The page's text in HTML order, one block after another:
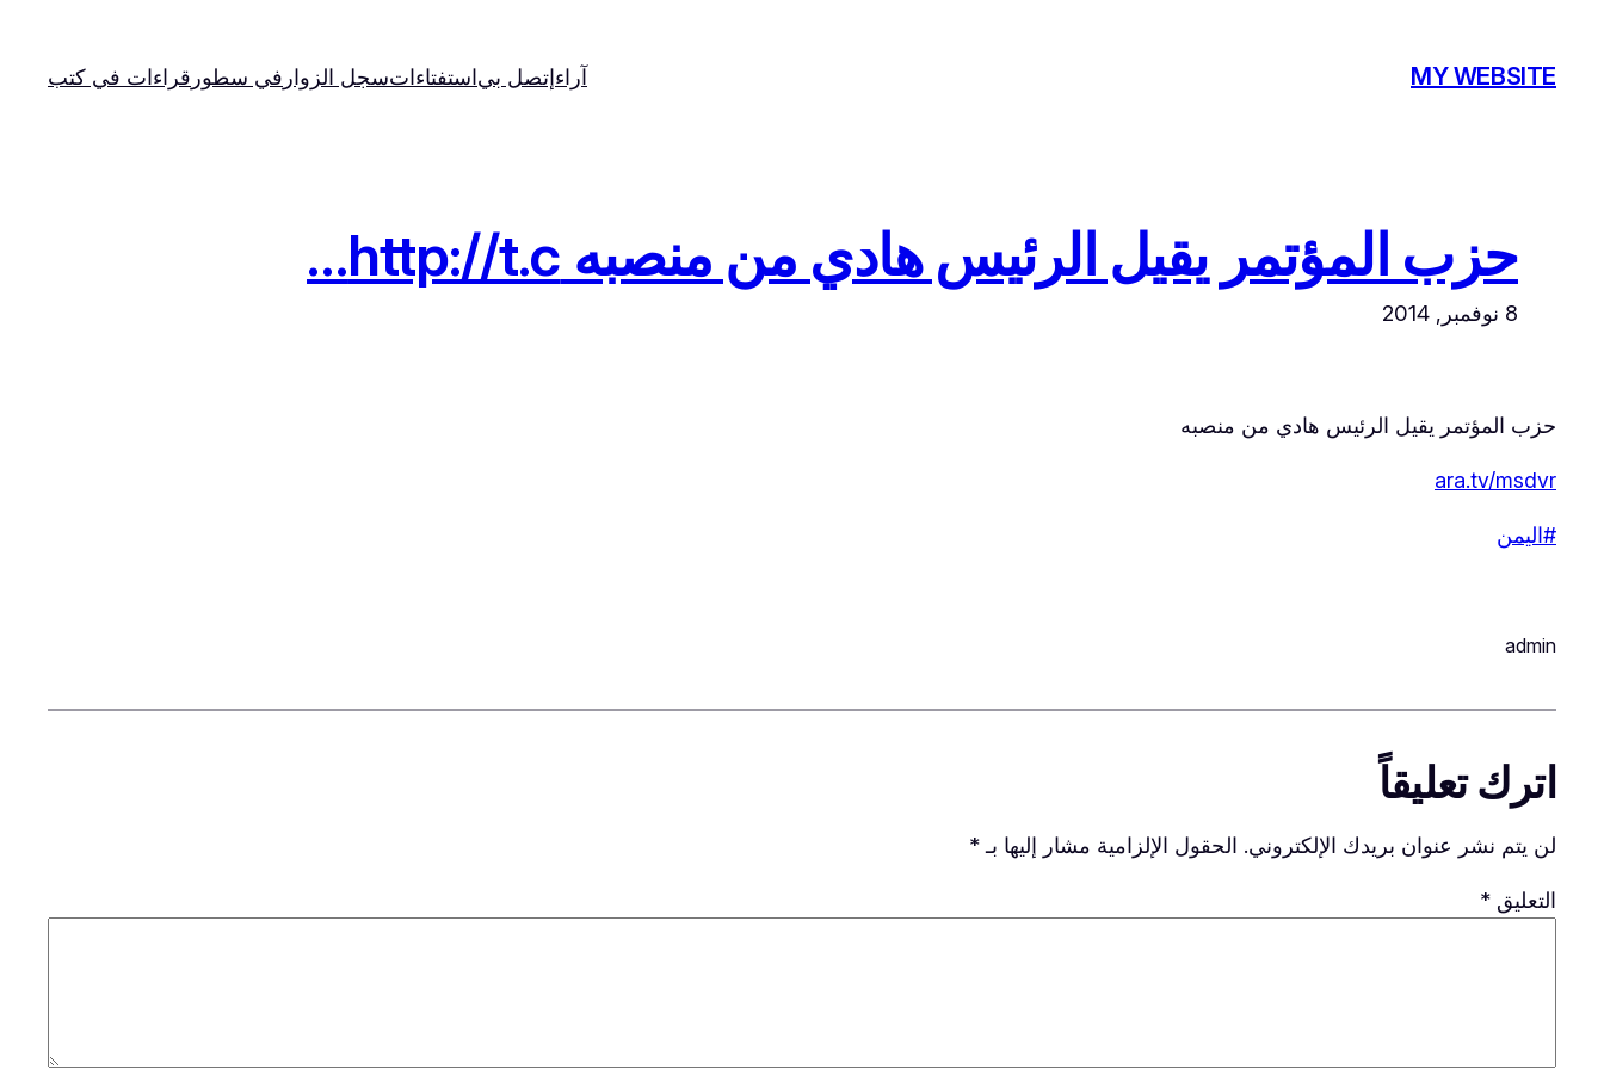
المحتوى
MY WEBSITE آراءإتصل بياستفتاءاتسجل الزوار في سطور قراءات في كتب
حزب المؤتمر يقيل الرئيس هادي من منصبه http://t.c…
8 نوفمبر, 2014
حزب المؤتمر يقيل الرئيس هادي من منصبه
ara.tv/msdvr
#اليمن
admin
اترك تعليقاً
لن يتم نشر عنوان بريدك الإلكتروني. الحقول الإلزامية مشار إليها بـ*
التعليق *